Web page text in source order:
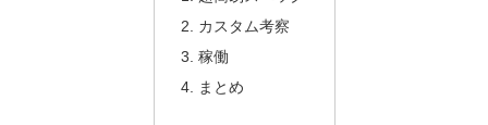
カスタム考察
稼働
まとめ